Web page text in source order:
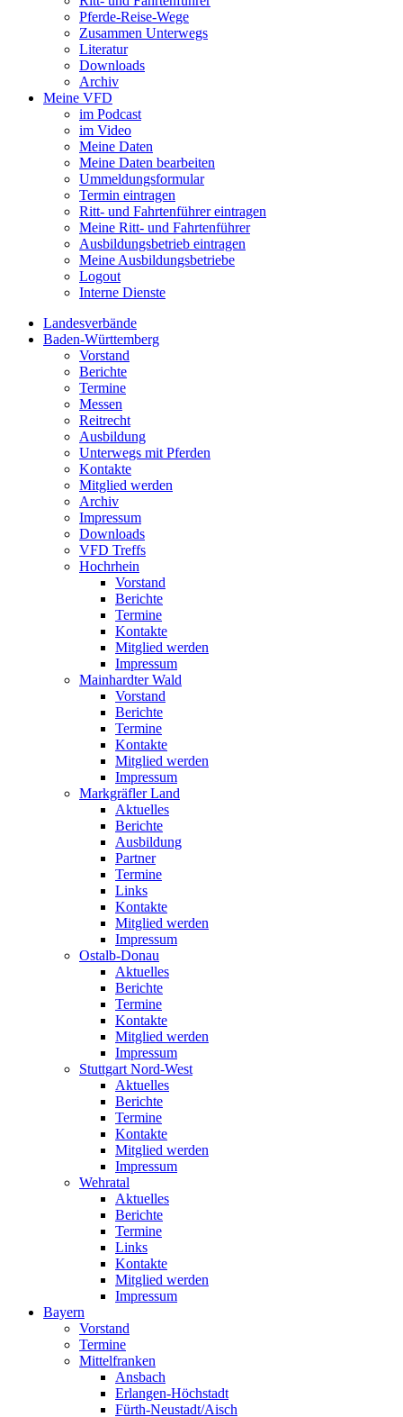
Pferde-Reise-Wege
Zusammen Unterwegs
Literatur
Downloads
Archiv
Meine VFD
im Podcast
im Video
Meine Daten
Meine Daten bearbeiten
Ummeldungsformular
Termin eintragen
Ritt- und Fahrtenführer eintragen
Meine Ritt- und Fahrtenführer
Ausbildungsbetrieb eintragen
Meine Ausbildungsbetriebe
Logout
Interne Dienste
Landesverbände
Baden-Württemberg
Vorstand
Berichte
Termine
Messen
Reitrecht
Ausbildung
Unterwegs mit Pferden
Kontakte
Mitglied werden
Archiv
Impressum
Downloads
VFD Treffs
Hochrhein
Vorstand
Berichte
Termine
Kontakte
Mitglied werden
Impressum
Mainhardter Wald
Vorstand
Berichte
Termine
Kontakte
Mitglied werden
Impressum
Markgräfler Land
Aktuelles
Berichte
Ausbildung
Partner
Termine
Links
Kontakte
Mitglied werden
Impressum
Ostalb-Donau
Aktuelles
Berichte
Termine
Kontakte
Mitglied werden
Impressum
Stuttgart Nord-West
Aktuelles
Berichte
Termine
Kontakte
Mitglied werden
Impressum
Wehratal
Aktuelles
Berichte
Termine
Links
Kontakte
Mitglied werden
Impressum
Bayern
Vorstand
Termine
Mittelfranken
Ansbach
Erlangen-Höchstadt
Fürth-Neustadt/Aisch